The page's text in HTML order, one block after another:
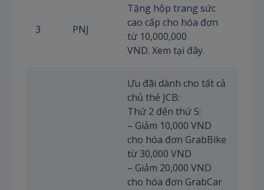
3 PNJ
Tặng hộp trang sức
cao cấp cho hóa đơn
từ 10,000,000
VND. Xem tại đây.
Ưu đãi dành cho tất cả
chủ thẻ JCB:
Thứ 2 đến thứ 5:
– Giảm 10,000 VND
cho hóa đơn GrabBike
từ 30,000 VND
– Giảm 20,000 VND
cho hóa đơn GrabCar